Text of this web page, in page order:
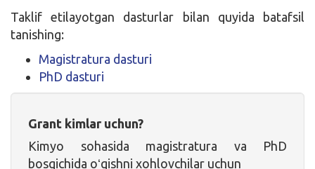
Taklif etilayotgan dasturlar bilan quyida batafsil
tanishing:
Magistratura dasturi
PhD dasturi
Grant kimlar uchun?
Kimyo sohasida magistratura va PhD
bosqichida oʻqishni xohlovchilar uchun